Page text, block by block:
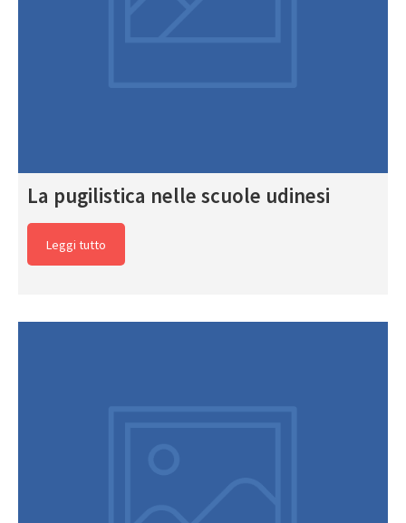
La pugilistica nelle scuole udinesi
Leggi tutto